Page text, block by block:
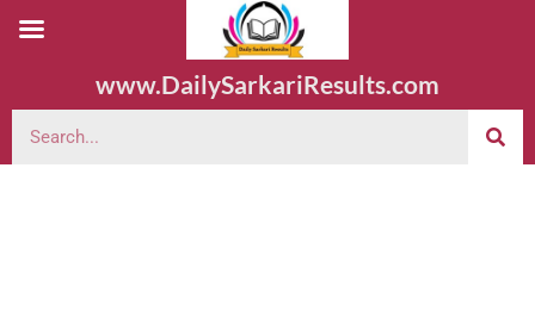
www.DailySarkariResults.com